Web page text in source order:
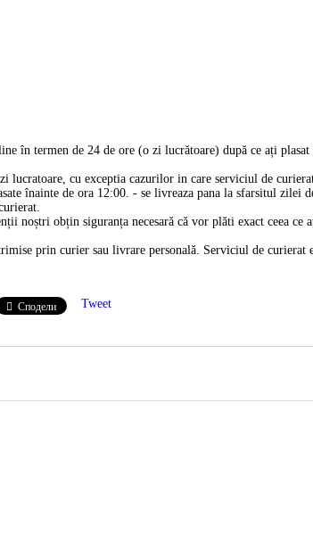
în termen de 24 de ore (o zi lucrătoare) după ce ați
cu exceptia cazurilor in care serviciul de
înainte de ora 12:00. - se livreaza pana la sfarsitul zilei
noștri obțin siguranța necesară că vor plăti exact ceea ce
prin curier sau livrare personală. Serviciul de curierat
Сподели Tweet